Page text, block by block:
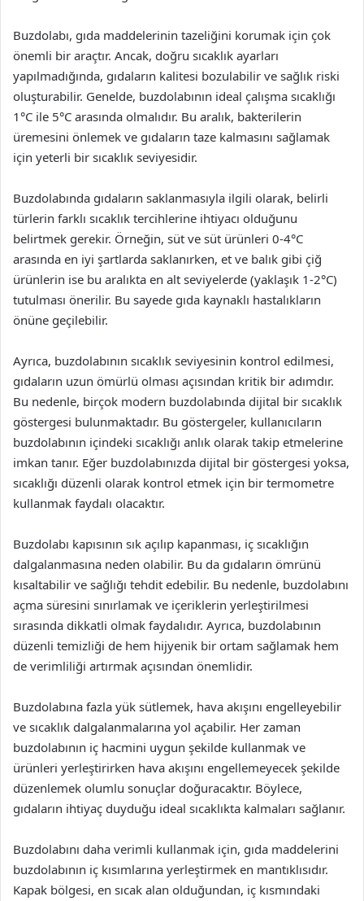
Buzdolabı, gıda maddelerinin tazeliğini korumak için çok
önemli bir araçtır. Ancak, doğru sıcaklık ayarları
yapılmadığında, gıdaların kalitesi bozulabilir ve sağlık riski
oluşturabilir. Genelde, buzdolabının ideal çalışma sıcaklığı
1°C ile 5°C arasında olmalıdır. Bu aralık, bakterilerin
üremesini önlemek ve gıdaların taze kalmasını sağlamak
için yeterli bir sıcaklık seviyesidir.
Buzdolabında gıdaların saklanmasıyla ilgili olarak, belirli
türlerin farklı sıcaklık tercihlerine ihtiyacı olduğunu
belirtmek gerekir. Örneğin, süt ve süt ürünleri 0-4°C
arasında en iyi şartlarda saklanırken, et ve balık gibi çiğ
ürünlerin ise bu aralıkta en alt seviyelerde (yaklaşık 1-2°C)
tutulması önerilir. Bu sayede gıda kaynaklı hastalıkların
önüne geçilebilir.
Ayrıca, buzdolabının sıcaklık seviyesinin kontrol edilmesi,
gıdaların uzun ömürlü olması açısından kritik bir adımdır.
Bu nedenle, birçok modern buzdolabında dijital bir sıcaklık
göstergesi bulunmaktadır. Bu göstergeler, kullanıcıların
buzdolabının içindeki sıcaklığı anlık olarak takip etmelerine
imkan tanır. Eğer buzdolabınızda dijital bir göstergesi yoksa,
sıcaklığı düzenli olarak kontrol etmek için bir termometre
kullanmak faydalı olacaktır.
Buzdolabı kapısının sık açılıp kapanması, iç sıcaklığın
dalgalanmasına neden olabilir. Bu da gıdaların ömrünü
kısaltabilir ve sağlığı tehdit edebilir. Bu nedenle, buzdolabını
açma süresini sınırlamak ve içeriklerin yerleştirilmesi
sırasında dikkatli olmak faydalıdır. Ayrıca, buzdolabının
düzenli temizliği de hem hijyenik bir ortam sağlamak hem
de verimliliği artırmak açısından önemlidir.
Buzdolabına fazla yük sütlemek, hava akışını engelleyebilir
ve sıcaklık dalgalanmalarına yol açabilir. Her zaman
buzdolabının iç hacmini uygun şekilde kullanmak ve
ürünleri yerleştirirken hava akışını engellemeyecek şekilde
düzenlemek olumlu sonuçlar doğuracaktır. Böylece,
gıdaların ihtiyaç duyduğu ideal sıcaklıkta kalmaları sağlanır.
Buzdolabını daha verimli kullanmak için, gıda maddelerini
buzdolabının iç kısımlarına yerleştirmek en mantıklısıdır.
Kapak bölgesi, en sıcak alan olduğundan, iç kısmındaki